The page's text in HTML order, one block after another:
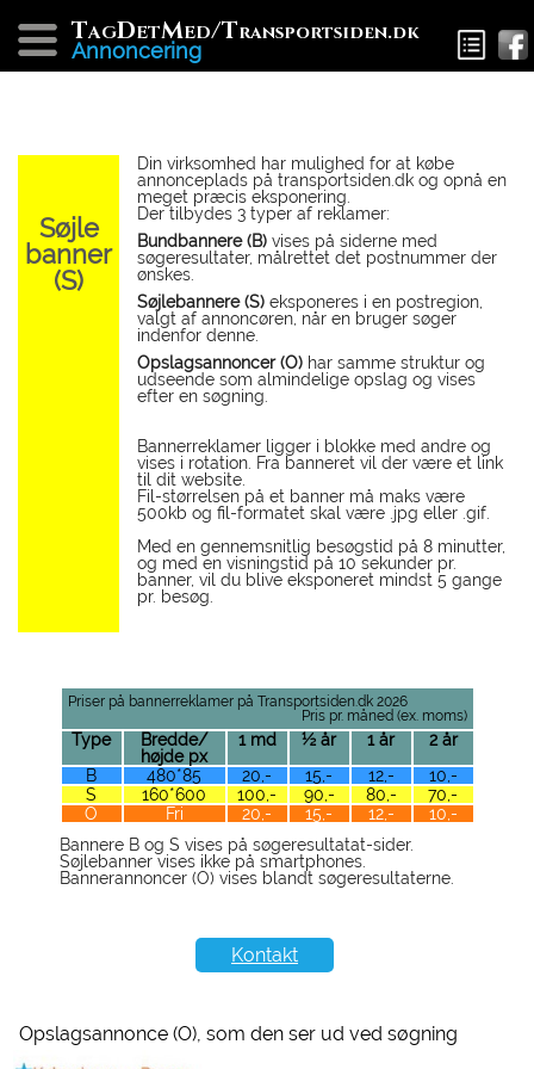
TAGDETMED/Transportsiden.dk
Annoncering
Søjle
banner
(S)
Din virksomhed har mulighed for at købe
annonceplads på transportsiden.dk og opnå en
meget præcis eksponering.
Der tilbydes 3 typer af reklamer:
Bundbannere (B) vises på siderne med
søgeresultater, målrettet det postnummer der
ønskes.
Søjlebannere (S) eksponeres i en postregion,
valgt af annoncøren, når en bruger søger
indenfor denne.
Opslagsannoncer (O) har samme struktur og
udseende som almindelige opslag og vises
efter en søgning.
Bannerreklamer ligger i blokke med andre og
vises i rotation. Fra banneret vil der være et link
til dit website.
Fil-størrelsen på et banner må maks være
500kb og fil-formatet skal være .jpg eller .gif.
Med en gennemsnitlig besøgstid på 8 minutter,
og med en visningstid på 10 sekunder pr.
banner, vil du blive eksponeret mindst 5 gange
pr. besøg.
Priser på bannerreklamer på Transportsiden.dk 2026
Pris pr. måned (ex. moms)
Type
Bredde/
højde px
1 md ½ år 1 år
2 år
B
480*85 20,- 15,- 12,-
10,-
S
160*600 100,- 90,- 80,-
70,-
O
Fri 20,- 15,- 12,-
10,-
Bannere B og S vises på søgeresultatat-sider.
Søjlebanner vises ikke på smartphones.
Bannerannoncer (O) vises blandt søgeresultaterne.
Kontakt
Opslagsannonce (O), som den ser ud ved søgning